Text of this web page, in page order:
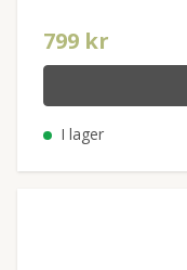
799 kr
I lager